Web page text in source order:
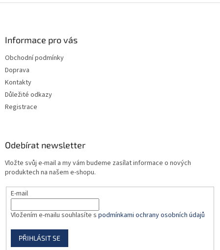
Informace pro vás
Obchodní podmínky
Doprava
Kontakty
Důležité odkazy
Registrace
Odebírat newsletter
Vložte svůj e-mail a my vám budeme zasílat informace o nových
produktech na našem e-shopu.
E-mail
Vložením e-mailu souhlasíte s podmínkami ochrany osobních údajů
PŘIHLÁSIT SE